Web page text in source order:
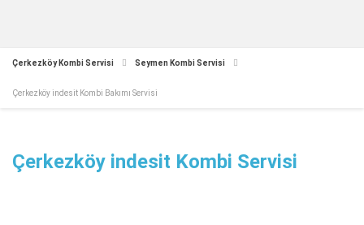
Çerkezköy Kombi Servisi Seymen Kombi Servisi
Çerkezköy indesit Kombi Bakımı Servisi
Çerkezköy indesit Kombi Servisi